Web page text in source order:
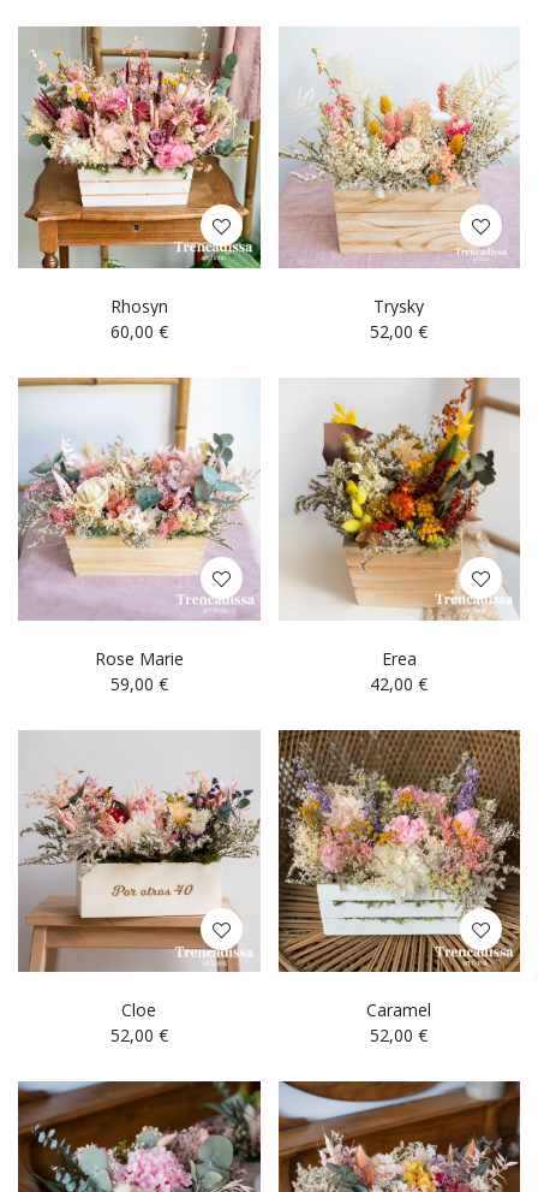
Rhosyn
60,00 €
Trysky
52,00€
Rose Marie
59,00 €
Erea
42,00€
Cloe
52,00 €
Caramel
52,00€